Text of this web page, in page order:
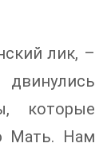
лик, –
которые
Мать. Нам